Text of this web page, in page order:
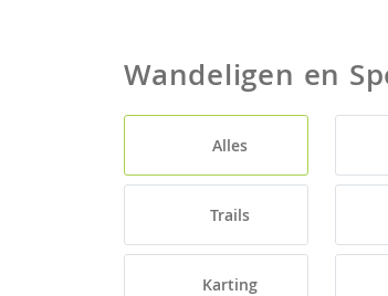
Wandeligen en
Alles
Trails
Karting